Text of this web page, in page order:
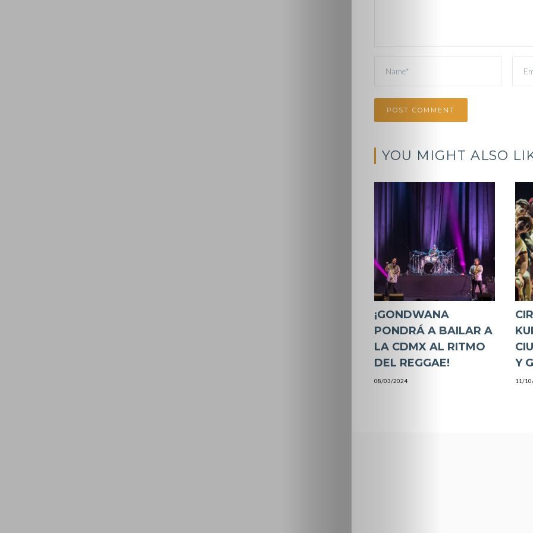
YOU MIGHT ALSO
¡GONDWANA
PONDRÁ A BAILAR A
LA CDMX AL RITMO
DEL REGGAE!
08/03/2024
Y
11/